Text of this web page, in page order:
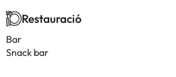
Restauració
Bar
Snack bar